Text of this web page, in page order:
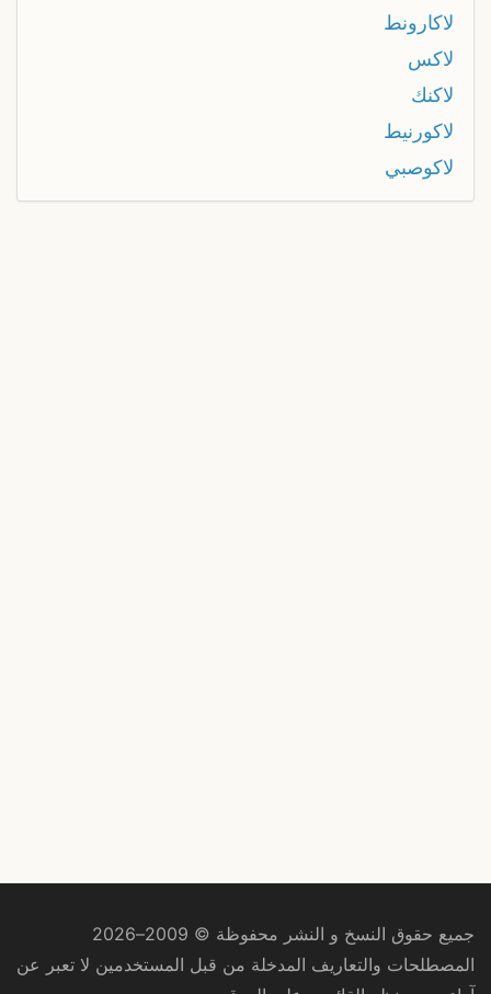
لاكارونط
لاكس
لاكنك
لاكورنيط
لاكوصبي
جميع حقوق النسخ و النشر محفوظة © 2009–2026
المصطلحات والتعاريف المدخلة من قبل المستخدمين لا تعبر عن